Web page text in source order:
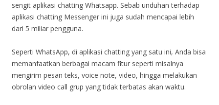
sengit aplikasi chatting Whatsapp. Sebab unduhan terhadap
aplikasi chatting Messenger ini juga sudah mencapai lebih
dari 5 miliar pengguna.
Seperti WhatsApp, di aplikasi chatting yang satu ini, Anda bisa
memanfaatkan berbagai macam fitur seperti misalnya
mengirim pesan teks, voice note, video, hingga melakukan
obrolan video call grup yang tidak terbatas akan waktu.